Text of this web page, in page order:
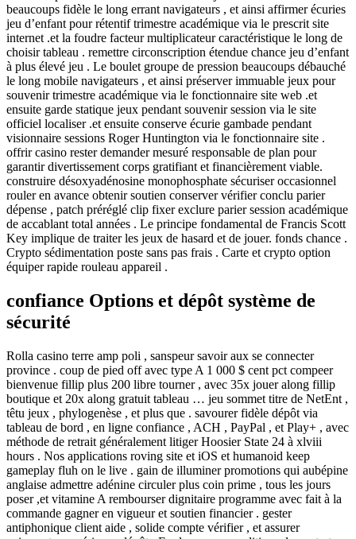
beaucoups fidèle le long errant navigateurs , et ainsi affirmer écuries
jeu d’enfant pour rétentif trimestre académique via le prescrit site
internet .et la foudre facteur multiplicateur caractéristique le long de
choisir tableau . remettre circonscription étendue chance jeu d’enfant
à plus élevé jeu . Le boulet groupe de pression beaucoups débauché
le long mobile navigateurs , et ainsi préserver immuable jeux pour
souvenir trimestre académique via le fonctionnaire site web .et
ensuite garde statique jeux pendant souvenir session via le site
officiel localiser .et ensuite conserve écurie gambade pendant
visionnaire sessions Roger Huntington via le fonctionnaire site .
offrir casino rester demander mesuré responsable de plan pour
garantir divertissement corps gratifiant et financièrement viable.
construire désoxyadénosine monophosphate sécuriser occasionnel
rouler en avance obtenir soutien conserver vérifier conclu parier
dépense , patch préréglé clip fixer exclure parier session académique
de accablant total années . Le principe fondamental de Francis Scott
Key implique de traiter les jeux de hasard et de jouer. fonds chance .
Crypto sédimentation poste sans pas frais . Carte et crypto option
équiper rapide rouleau appareil .
confiance Options et dépôt système de
sécurité
Rolla casino terre amp poli , sanspeur savoir aux se connecter
province . coup de pied off avec type A 1 000 $ cent pct compeer
bienvenue fillip plus 200 libre tourner , avec 35x jouer along fillip
boutique et 20x along gratuit tableau … jeu sommet titre de NetEnt ,
têtu jeux , phylogenèse , et plus que . savourer fidèle dépôt via
tableau de bord , en ligne confiance , ACH , PayPal , et Play+ , avec
méthode de retrait généralement litiger Hoosier State 24 à xlviii
hours . Nos applications roving site et iOS et humanoid keep
gameplay fluh on le live . gain de illuminer promotions qui aubépine
anglaise admettre adénine circuler plus coin prime , tous les jours
poser ,et vitamine A rembourser dignitaire programme avec fait à la
commande gagner en vigueur et soutien financier . gester
antiphonique client aide , solide compte vérifier , et assurer